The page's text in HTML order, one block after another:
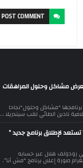
POSTCOMMENT
تعرض مشاكل وحلول المراهقات
"مشاكل وحلول"نجاحا
نادين الطائي لقب سيندريلا ...
لإطلاق برنامج جديد ”
رودولف هلال عبر حسابه
صورة إعلان برنامج “مش أنا”.